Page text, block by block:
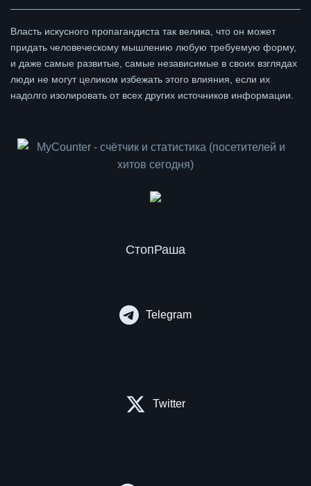
Власть искусного пропагандиста так велика, что он может
придать человеческому мышлению любую требуемую форму,
и даже самые развитые, самые независимые в своих взглядах
люди не могут целиком избежать этого влияния, если их
надолго изолировать от всех других источников информации.
СтопРаша
Telegram
Twitter